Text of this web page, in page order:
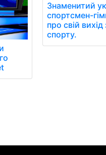
Знаменитий
спортсмен-
про свій
спорту.